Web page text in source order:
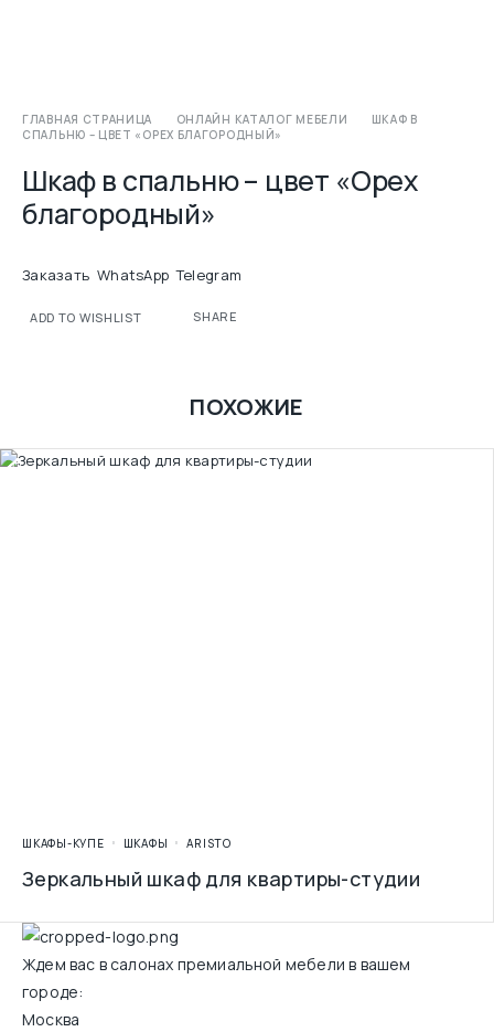
ГЛАВНАЯ СТРАНИЦА ОНЛАЙН КАТАЛОГ МЕБЕЛИ
ШКАФ В
СПАЛЬНЮ – ЦВЕТ «ОРЕХ БЛАГОРОДНЫЙ»
Шкаф в спальню – цвет «Орех
благородный»
Заказать WhatsApp Telegram
ADD TO WISHLIST SHARE
ПОХОЖИЕ
ШКАФЫ-КУПЕ ШКАФЫ ARISTO
Зеркальный шкаф для квартиры-студии
Ждем вас в салонах премиальной мебели в вашем
городе:
Москва